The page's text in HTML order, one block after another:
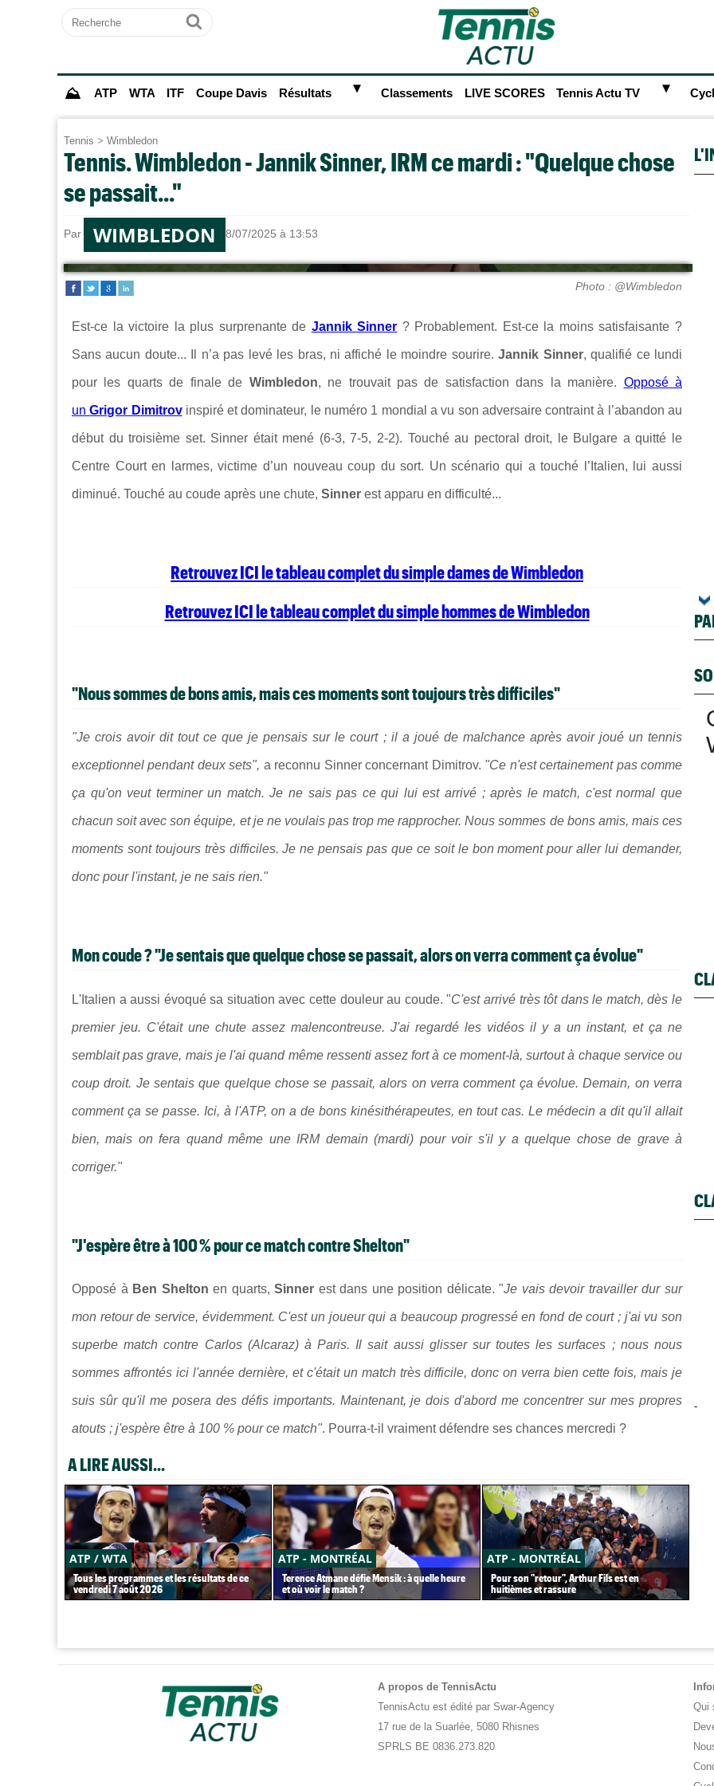
Recherche
Ok
⛰ ATP WTA ITF Coupe Davis Résultats ► Classements LIVE SCORES Tennis Actu TV ►
Tennis > Wimbledon
Tennis. Wimbledon - Jannik Sinner, IRM ce mardi : "Quelque chose
se passait..."
Par Alexandre HERCHEUXle 08/07/2025 à 13:53
WIMBLEDON
Photo : @Wimbledon
Est-ce la victoire la plus surprenante de Jannik Sinner ? Probablement. Est-ce la moins satisfaisante ?
Sans aucun doute... Il n’a pas levé les bras, ni affiché le moindre sourire.Jannik Sinner, qualifié ce lundi
pour les quarts de finale de Wimbledon, ne trouvait pas de satisfaction dans la manière. Opposé à
unGrigor Dimitrovinspiré et dominateur, le numéro 1 mondial a vu son adversaire contraint à l’abandon au
début du troisième set. Sinner était mené (6-3, 7-5, 2-2). Touché au pectoral droit, le Bulgare a quitté le
Centre Court en larmes, victime d’un nouveau coup du sort. Un scénario qui a touché l’Italien, lui aussi
diminué. Touché au coude après une chute, Sinner est apparu en difficulté...
Retrouvez ICI le tableau complet du simple dames de Wimbledon
Retrouvez ICI le tableau complet du simple hommes de Wimbledon
"Nous sommes de bons amis, mais ces moments sont toujours très difficiles"
"Je crois avoir dit tout ce que je pensais sur le court ; il a joué de malchance après avoir joué un tennis
exceptionnel pendant deux sets", a reconnu Sinner concernant Dimitrov. "Ce n'est certainement pas comme
ça qu'on veut terminer un match. Je ne sais pas ce qui lui est arrivé ; après le match, c'est normal que
chacun soit avec son équipe, et je ne voulais pas trop me rapprocher. Nous sommes de bons amis, mais ces
moments sont toujours très difficiles. Je ne pensais pas que ce soit le bon moment pour aller lui demander,
donc pour l'instant, je ne sais rien."
Mon coude ? "Je sentais que quelque chose se passait, alors on verra comment ça évolue"
L'Italien a aussi évoqué sa situation avec cette douleur au coude. "C'est arrivé très tôt dans le match, dès le
premier jeu. C'était une chute assez malencontreuse. J'ai regardé les vidéos il y a un instant, et ça ne
semblait pas grave, mais je l'ai quand même ressenti assez fort à ce moment-là, surtout à chaque service ou
coup droit. Je sentais que quelque chose se passait, alors on verra comment ça évolue. Demain, on verra
comment ça se passe. Ici, à l'ATP, on a de bons kinésithérapeutes, en tout cas. Le médecin a dit qu'il allait
bien, mais on fera quand même une IRM demain (mardi) pour voir s'il y a quelque chose de grave à
corriger."
"J'espère être à 100 % pour ce match contre Shelton"
Opposé à Ben Shelton en quarts,Sinner est dans une position délicate. "Je vais devoir travailler dur sur
mon retour de service, évidemment. C'est un joueur qui a beaucoup progressé en fond de court ; j'ai vu son
superbe match contre Carlos (Alcaraz) à Paris. Il sait aussi glisser sur toutes les surfaces ; nous nous
sommes affrontés ici l'année dernière, et c'était un match très difficile, donc on verra bien cette fois, mais je
suis sûr qu'il me posera des défis importants. Maintenant, je dois d'abord me concentrer sur mes propres
atouts ; j'espère être à 100 % pour ce match". Pourra-t-il vraiment défendre ses chances mercredi ?
A LIRE AUSSI...
ATP / WTA
Tous les programmes et les résultats de ce
vendredi 7 août 2026
ATP - MONTRÉAL
Terence Atmane défie Mensik : à quelle heure
et où voir le match ?
ATP - MONTRÉAL
Pour son "retour", Arthur Fils est en
huitièmes et rassure
-
A propos de TennisActu
TennisActu est édité par Swar-Agency
17 rue de la Suarlée, 5080 Rhisnes
SPRLS BE 0836.273.820
Qui